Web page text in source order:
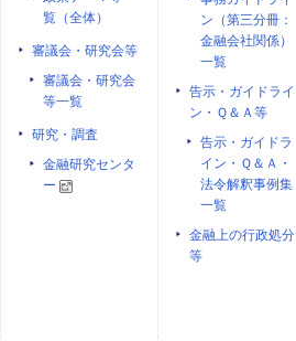
覧（全体）
審議会・研究会等
審議会・研究会
等一覧
研究・調査
金融研究センタ
ー
ン（第三分冊：
金融会社関係）
一覧
告示・ガイドライ
ン・Ｑ＆Ａ等
告示・ガイドラ
イン・Ｑ＆Ａ・
法令解釈事例集
一覧
金融上の行政処分
等